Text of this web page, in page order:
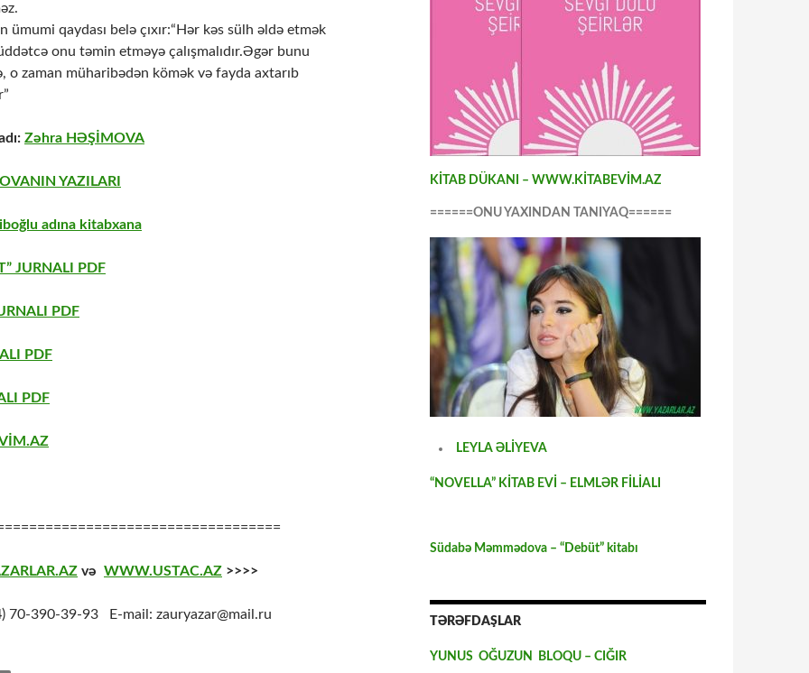
ümumi qaydası belə çıxır:“Hər kəs sülh əldə etmək
onu təmin etməyə çalışmalıdır.Əgər bunu
o zaman müharibədən kömək və fayda axtarıb
Zəhra HƏŞİMOVA
YAZILARI
adına kitabxana
JURNALI PDF
PDF
PDF
PDF
və WWW.USTAC.AZ >>>>
) 70-390-39-93 E-mail: zauryazar@mail.ru
KİTAB DÜKANI – WWW.KİTABEVİM.AZ
======ONU YAXINDAN TANIYAQ======
LEYLA ƏLİYEVA
“NOVELLA” KİTAB EVİ – ELMLƏR FİLİALI
Südabə Məmmədova – “Debüt” kitabı
TƏRƏFDAŞLAR
YUNUS OĞUZUN BLOQU – CIĞIR